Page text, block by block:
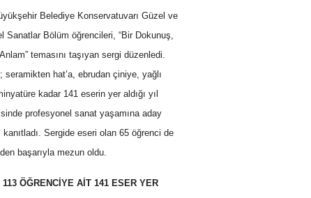
Belediye Konservatuvarı Güzel ve
Sanatlar Bölüm öğrencileri, “Bir Dokunuş,
temasını taşıyan sergi düzenledi.
seramikten hat’a, ebrudan çiniye, yağlı
kadar 141 eserin yer aldığı yıl
profesyonel sanat yaşamına aday
kanıtladı. Sergide eseri olan 65 öğrenci de
başarıyla mezun oldu.
113 ÖĞRENCİYE AİT 141 ESER YER